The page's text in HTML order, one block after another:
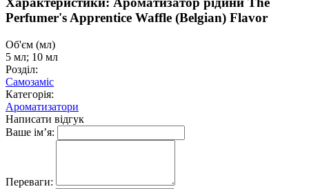
Perfumer's Apprentice Waffle (Belgian) Flavor
Об'єм (мл)
5 мл; 10 мл
Розділ:
Самозаміс
Категорія:
Ароматизатори
Написати відгук
Ваше ім’я:
Переваги: